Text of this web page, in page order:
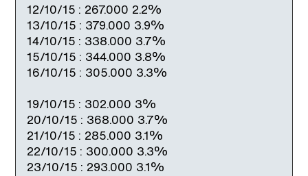
12/10/15 : 267.000 2.2%
13/10/15 : 379.000 3.9%
14/10/15 : 338.000 3.7%
15/10/15 : 344.000 3.8%
16/10/15 : 305.000 3.3%
19/10/15 : 302.000 3%
20/10/15 : 368.000 3.7%
21/10/15 : 285.000 3.1%
22/10/15 : 300.000 3.3%
23/10/15 : 293.000 3.1%